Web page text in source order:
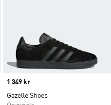
Price
1 349 kr
Gazelle Shoes